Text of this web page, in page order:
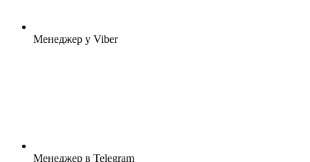
Менеджер у Viber
Менеджер в Telegram